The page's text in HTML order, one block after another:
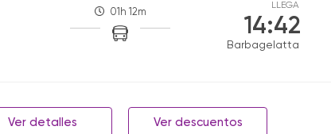
01h 12m
LLEGA
14:42
Barbagelatta
Ver detalles Ver descuentos